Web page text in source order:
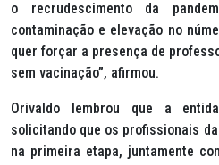
o recrudescimento da
contaminação e elevação no
quer forçar a presença de
sem vacinação”, afirmou.
Orivaldo lembrou que a
solicitando que os profissionais
na primeira etapa, juntamente